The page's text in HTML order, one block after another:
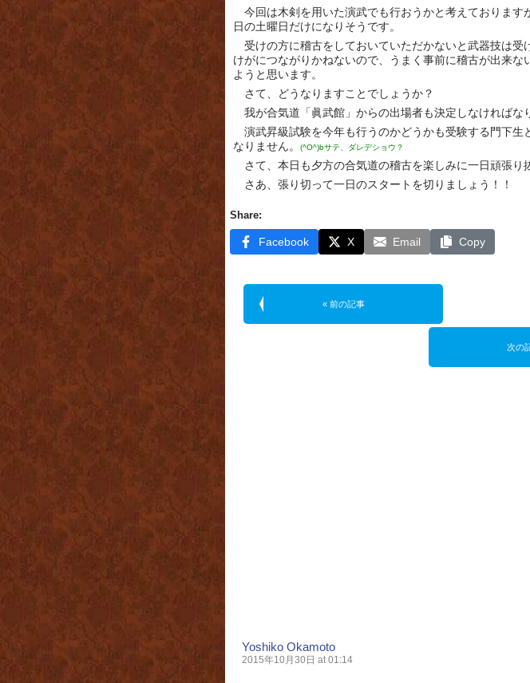
今回は木剣を用いた演武でも行おうかと考えております
日の土曜日だけになりそうです。
受けの方に稽古をしておいていただかないと武器技は受
けがにつながりかねないので、うまく事前に稽古が出来な
ようと思います。
さて、どうなりますことでしょうか？
我が合気道「眞武館」からの出場者も決定しなければな
演武昇級試験を今年も行うのかどうかも受験する門下生
なりません。
(^O^)bサテ、ダレデショウ？
さて、本日も夕方の合気道の稽古を楽しみに一日頑張り
さあ、張り切って一日のスタートを切りましょう！！
Share:
Facebook X Email Copy
« 前の記事
次の
Yoshiko Okamoto
2015年10月30日 at 01:14